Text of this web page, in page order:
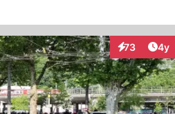
73
Interaktionen
4y